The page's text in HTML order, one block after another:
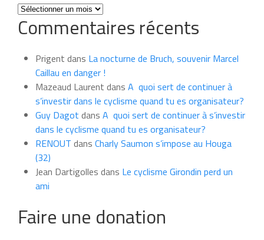
Toutes
les
news
mois
Commentaires récents
Prigent dans La nocturne de Bruch, souvenir Marcel
Caillau en danger !
Mazeaud Laurent dans A quoi sert de continuer à
s’investir dans le cyclisme quand tu es organisateur?
Guy Dagot dans A quoi sert de continuer à s’investir
dans le cyclisme quand tu es organisateur?
RENOUT dans Charly Saumon s’impose au Houga
(32)
Jean Dartigolles dans Le cyclisme Girondin perd un
ami
Faire une donation